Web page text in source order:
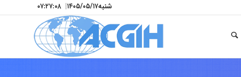
شنبه۱۴۰۵/۰۵/۱۷| ۰۷:۲۷:۱۰